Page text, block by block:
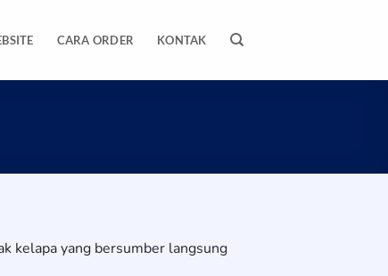
CARA ORDER KONTAK
kelapa yang bersumber langsung